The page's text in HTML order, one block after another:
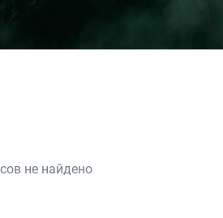
не найдено